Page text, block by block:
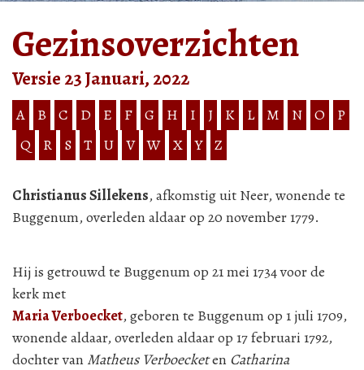
Gezinsoverzichten
Versie 23 Januari, 2022
A B C D E F G H I J K L M N O
P
Q
R S T U V W X Y Z
Christianus Sillekens, afkomstig uit Neer, wonende te
Buggenum, overleden aldaar op 20 november 1779.
Hij is getrouwd te Buggenum op 21 mei 1734 voor de
kerk met
Maria Verboecket, geboren te Buggenum op 1 juli 1709,
wonende aldaar, overleden aldaar op 17 februari 1792,
dochter van Matheus Verboecketen Catharina